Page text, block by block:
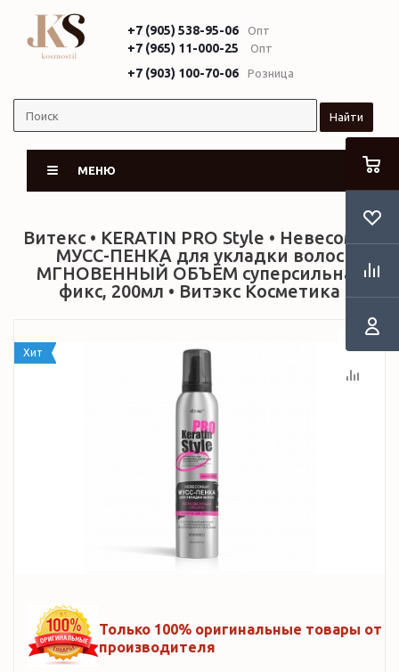
+7 (905) 538-95-06 Опт
+7 (965) 11-000-25 Опт
+7 (903) 100-70-06 Розница
Найти
МЕНЮ
Витекс • KERATIN PRO Style • Невесомая
МУСС-ПЕНКА для укладки волос
МГНОВЕННЫЙ ОБЪЁМ суперсильная
фикс, 200мл • Витэкс Косметика
Хит
Только 100% оригинальные товары от
производителя